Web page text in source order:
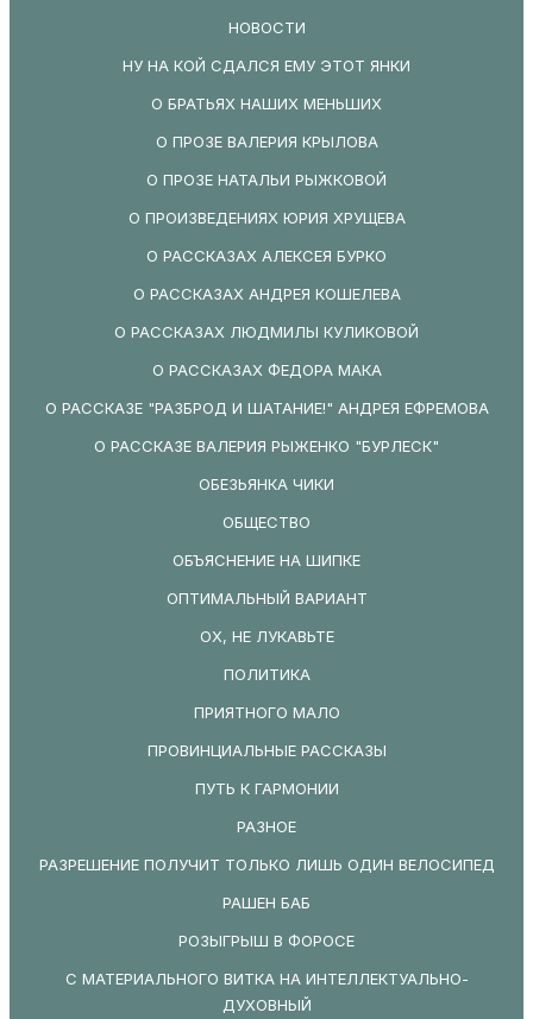
НОВОСТИ
НУ НА КОЙ СДАЛСЯ ЕМУ ЭТОТ ЯНКИ
О БРАТЬЯХ НАШИХ МЕНЬШИХ
О ПРОЗЕ ВАЛЕРИЯ КРЫЛОВА
О ПРОЗЕ НАТАЛЬИ РЫЖКОВОЙ
О ПРОИЗВЕДЕНИЯХ ЮРИЯ ХРУЩЕВА
О РАССКАЗАХ АЛЕКСЕЯ БУРКО
О РАССКАЗАХ АНДРЕЯ КОШЕЛЕВА
О РАССКАЗАХ ЛЮДМИЛЫ КУЛИКОВОЙ
О РАССКАЗАХ ФЕДОРА МАКА
О РАССКАЗЕ "РАЗБРОД И ШАТАНИЕ!" АНДРЕЯ ЕФРЕМОВА
О РАССКАЗЕ ВАЛЕРИЯ РЫЖЕНКО "БУРЛЕСК"
ОБЕЗЬЯНКА ЧИКИ
ОБЩЕСТВО
ОБЪЯСНЕНИЕ НА ШИПКЕ
ОПТИМАЛЬНЫЙ ВАРИАНТ
ОХ, НЕ ЛУКАВЬТЕ
ПОЛИТИКА
ПРИЯТНОГО МАЛО
ПРОВИНЦИАЛЬНЫЕ РАССКАЗЫ
ПУТЬ К ГАРМОНИИ
РАЗНОЕ
РАЗРЕШЕНИЕ ПОЛУЧИТ ТОЛЬКО ЛИШЬ ОДИН ВЕЛОСИПЕД
РАШЕН БАБ
РОЗЫГРЫШ В ФОРОСЕ
С МАТЕРИАЛЬНОГО ВИТКА НА ИНТЕЛЛЕКТУАЛЬНО-
ДУХОВНЫЙ